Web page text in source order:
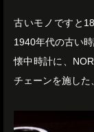
古いモノですと
1940年代の古い
懐中時計に、
チェーンを施した